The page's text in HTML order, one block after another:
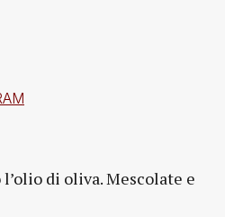
di oliva. Mescolate e